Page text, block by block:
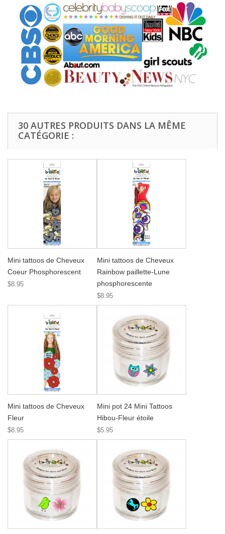
30 AUTRES PRODUITS DANS LA MÊME
CATÉGORIE :
Mini tattoos de Cheveux
Coeur Phosphorescent
$8.95
Mini tattoos de Cheveux
Rainbow paillette-Lune
phosphorescente
$8.95
Mini tattoos de Cheveux
Fleur
$8.95
Mini pot 24 Mini Tattoos
Hibou-Fleur étoile
$5.95